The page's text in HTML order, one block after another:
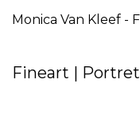
Fineart |